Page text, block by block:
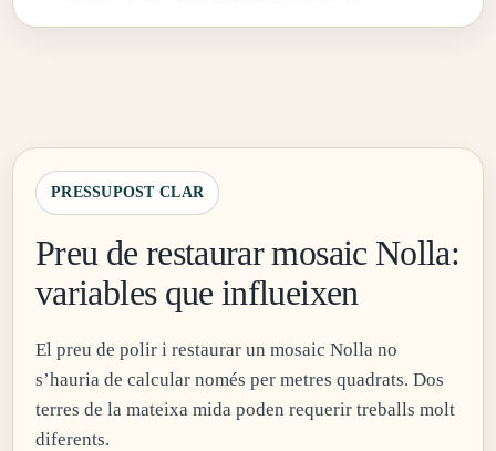
PRESSUPOST CLAR
Preu de restaurar mosaic Nolla:
variables que influeixen
El preu de polir i restaurar un mosaic Nolla no
s’hauria de calcular només per metres quadrats. Dos
terres de la mateixa mida poden requerir treballs molt
diferents.